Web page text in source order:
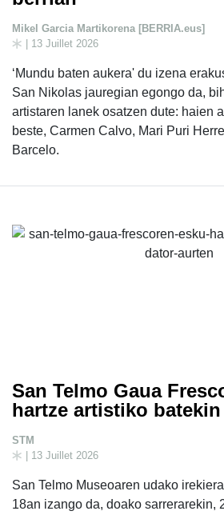
Mikel Garcia Martikorena [BERRIA.eus]
| 13 Juillet 2026
‘Mundu baten aukera' du izena
San Nikolas jauregian egongo da,
artistaren lanek osatzen dute: haien
beste, Carmen Calvo, Mari Puri
Barcelo.
San Telmo Gaua
hartze artistiko
STM
| 13 Juillet 2026
San Telmo Museoaren udako
18an izango da, doako sarrerarekin,